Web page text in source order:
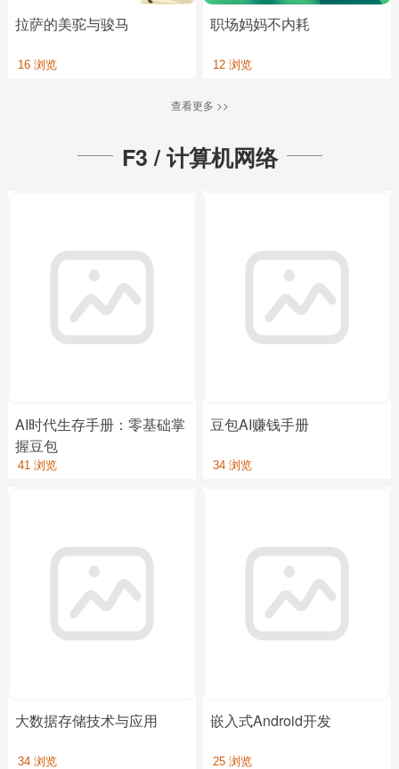
拉萨的美驼与骏马
16 浏览
职场妈妈不内耗
12 浏览
查看更多 >>
F3 / 计算机网络
AI时代生存手册：零基础掌
握豆包
41 浏览
豆包AI赚钱手册
34 浏览
大数据存储技术与应用
34 浏览
嵌入式Android开发
25 浏览